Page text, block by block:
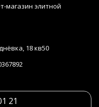
магазин элитной
18 кв50
21